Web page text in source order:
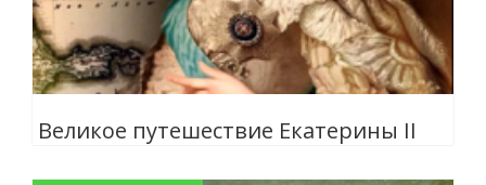
Великое путешествие Екатерины II